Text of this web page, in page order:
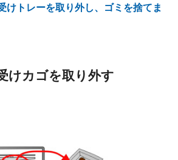
けトレーを取り外し、ゴミを捨てま
けカゴを取り外す